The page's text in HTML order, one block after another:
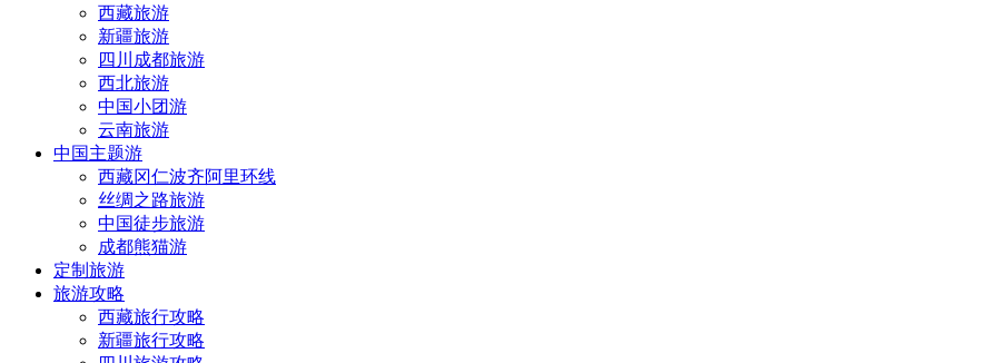
西藏旅游
新疆旅游
四川成都旅游
西北旅游
中国小团游
云南旅游
中国主题游
西藏冈仁波齐阿里环线
丝绸之路旅游
中国徒步旅游
成都熊猫游
定制旅游
旅游攻略
西藏旅行攻略
新疆旅行攻略